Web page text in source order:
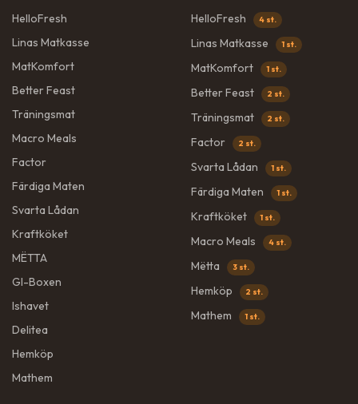
HelloFresh
Linas Matkasse
MatKomfort
Better Feast
Träningsmat
Macro Meals
Factor
Färdiga Maten
Svarta Lådan
Kraftköket
MËTTA
GI-Boxen
Ishavet
Delitea
Hemköp
Mathem
HelloFresh 4 st.
Linas Matkasse 1 st.
MatKomfort 1 st.
Better Feast 2 st.
Träningsmat 2 st.
Factor 2 st.
Svarta Lådan 1 st.
Färdiga Maten 1 st.
Kraftköket 1 st.
Macro Meals 4 st.
Mëtta 3 st.
Hemköp 2 st.
Mathem 1 st.